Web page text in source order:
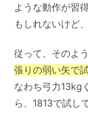
ような動作が習
もしれないけど
従って、そのよ
張りの弱い矢で
なわち弓力13kg
ら、1813で試し